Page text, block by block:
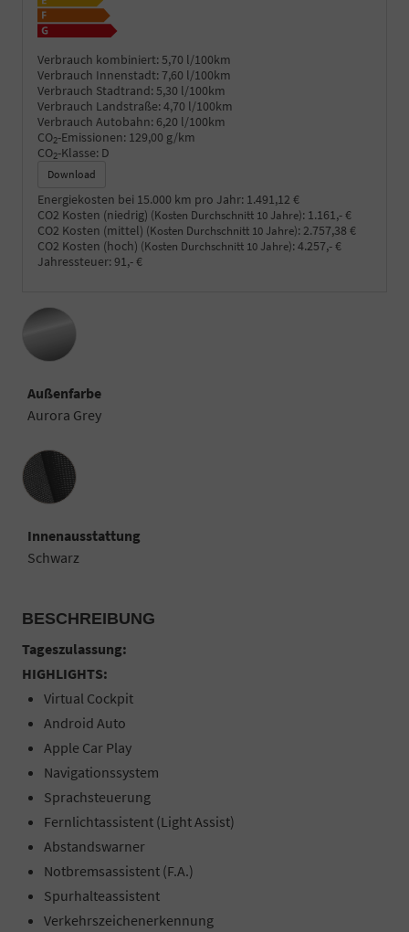
Verbrauch kombiniert: 5,70 l/100km
Verbrauch Innenstadt: 7,60 l/100km
Verbrauch Stadtrand: 5,30 l/100km
Verbrauch Landstraße: 4,70 l/100km
Verbrauch Autobahn: 6,20 l/100km
CO2-Emissionen: 129,00 g/km
CO2-Klasse: D
Download
Energiekosten bei 15.000 km pro Jahr: 1.491,12 €
CO2 Kosten (niedrig) (Kosten Durchschnitt 10 Jahre): 1.161,- €
CO2 Kosten (mittel) (Kosten Durchschnitt 10 Jahre): 2.757,38 €
CO2 Kosten (hoch) (Kosten Durchschnitt 10 Jahre): 4.257,- €
Jahressteuer: 91,- €
Außenfarbe
Aurora Grey
Innenausstattung
Innenausstattung
Schwarz
BESCHREIBUNG
Tageszulassung:
HIGHLIGHTS:
Virtual Cockpit
Android Auto
Apple Car Play
Navigationssystem
Sprachsteuerung
Fernlichtassistent (Light Assist)
Abstandswarner
Notbremsassistent (F.A.)
Spurhalteassistent
Verkehrszeichenerkennung